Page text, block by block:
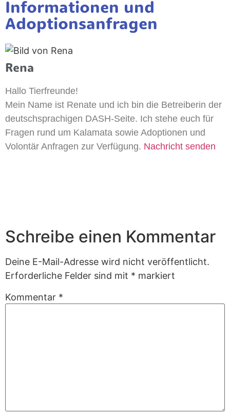
Informationen und
Adoptionsanfragen
Rena
Hallo Tierfreunde!
Mein Name ist Renate und ich bin die Betreiberin der
deutschsprachigen DASH-Seite. Ich stehe euch für
Fragen rund um Kalamata sowie Adoptionen und
Volontär Anfragen zur Verfügung. Nachricht senden
Schreibe einen Kommentar
Deine E-Mail-Adresse wird nicht veröffentlicht.
Erforderliche Felder sind mit * markiert
Kommentar *